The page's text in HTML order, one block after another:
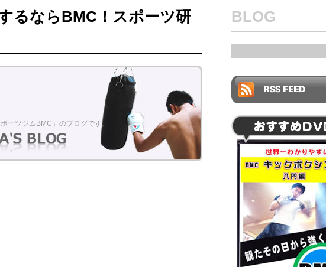
るならBMC！スポーツ研
ーツジムBMC」のブログです。
BLOG
RSS FEED